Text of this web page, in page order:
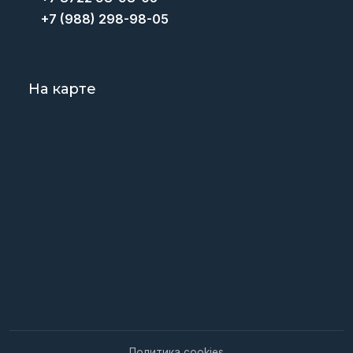
+7 (988) 298-98-05
На карте